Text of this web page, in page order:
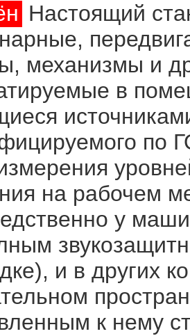
Настоящий
механизмы и
в
по
на рабочем
у
и в других
к нему